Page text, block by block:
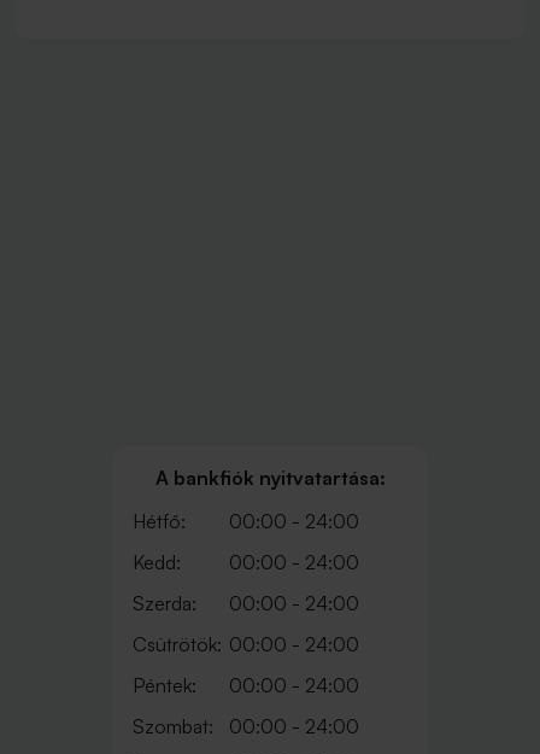
A bankfiók nyitvatartása:
Hétfő:
00:00 - 24:00
Kedd:
00:00 - 24:00
Szerda:
00:00 - 24:00
Csütrötök: 00:00 - 24:00
Péntek:
00:00 - 24:00
Szombat:
00:00 - 24:00